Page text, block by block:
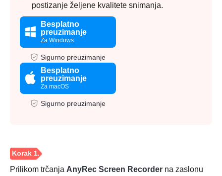
postizanje željene kvalitete snimanja.
Besplatno
preuzimanje
Za Windows
Sigurno preuzimanje
Besplatno
preuzimanje
Za macOS
Sigurno preuzimanje
Prilikom trčanja AnyRec Screen Recorder na zaslonu